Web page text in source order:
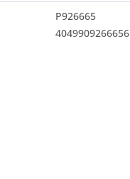
P926665
4049909266656